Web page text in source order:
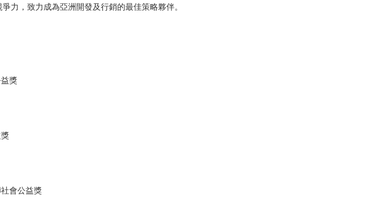
力，致力成為亞洲開發及行銷的最佳策略夥伴。
獎
會公益獎